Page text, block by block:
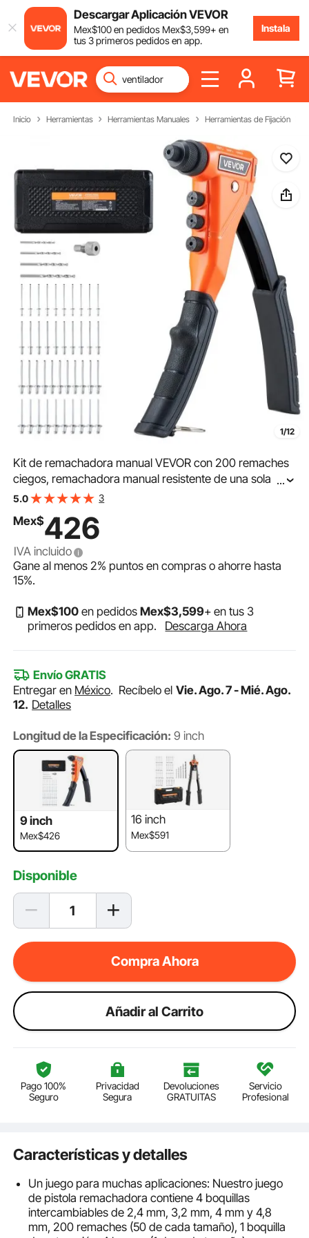
Descargar Aplicación VEVOR
Mex$100en pedidos Mex$3,599+ en
tus 3 primeros pedidos en app.
Instala
Inicio Herramientas Herramientas Manuales Herramientas de Fijación
1/12
Kit de remachadora manual VEVOR con 200 remaches
ciegos, remachadora manual resistente de una sola
mano con 4 boquillas intercambiables, 4 brocas y
automoción y hogar.
...
5.0 3
Mex$426
IVA incluido
Gane al menos2% puntos en compras o ahorre hasta
15%.
Mex$100 en pedidosMex$3,599+ en tus 3
primeros pedidos en app.
Descarga Ahora
Envío GRATIS
Entregar en México. Recíbelo el Vie. Ago. 7 - Mié. Ago.
12. Detalles
Longitud de la Especificación: 9 inch
9 inch
Mex$426
16 inch
Mex$591
Disponible
Compra Ahora
Añadir al Carrito
Pago 100%
Seguro
Privacidad
Segura
Devoluciones
GRATUITAS
Servicio
Profesional
Características y detalles
Un juego para muchas aplicaciones: Nuestro juego
de pistola remachadora contiene 4 boquillas
intercambiables de 2,4 mm, 3,2 mm, 4 mm y 4,8
mm, 200 remaches (50 de cada tamaño), 1 boquilla